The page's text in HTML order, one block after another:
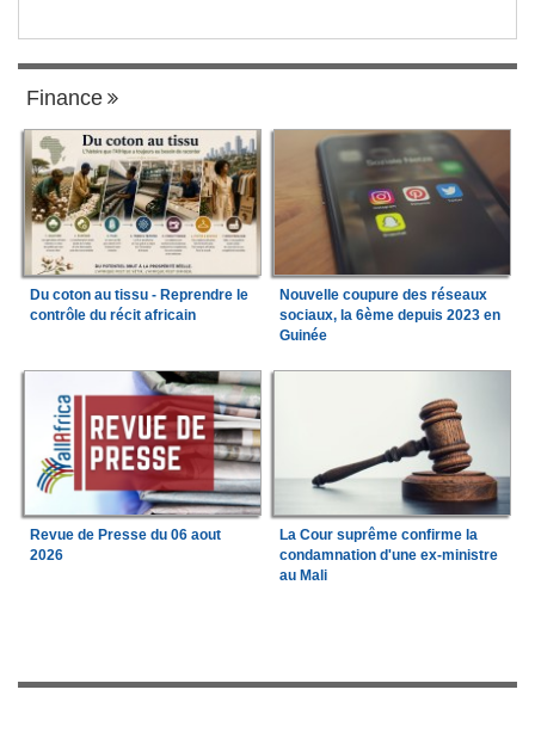
Finance
Du coton au tissu - Reprendre le
contrôle du récit africain
Nouvelle coupure des réseaux
sociaux, la 6ème depuis 2023 en
Guinée
Revue de Presse du 06 aout
2026
La Cour suprême confirme la
condamnation d'une ex-ministre
au Mali